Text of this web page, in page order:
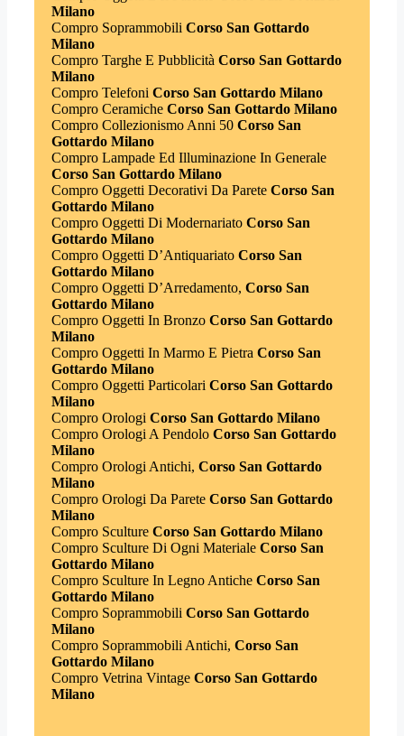
Milano
Compro Soprammobili Corso San Gottardo
Milano
Compro Targhe E Pubblicità Corso San Gottardo
Milano
Compro Telefoni Corso San Gottardo Milano
Compro CeramicheCorso San Gottardo Milano
Compro Collezionismo Anni 50Corso San
Gottardo Milano
Compro Lampade Ed Illuminazione In Generale
Corso San Gottardo Milano
Compro Oggetti Decorativi Da PareteCorso San
Gottardo Milano
Compro Oggetti Di ModernariatoCorso San
Gottardo Milano
Compro Oggetti D’AntiquariatoCorso San
Gottardo Milano
Compro Oggetti D’Arredamento, Corso San
Gottardo Milano
Compro Oggetti In BronzoCorso San Gottardo
Milano
Compro Oggetti In Marmo E Pietra Corso San
Gottardo Milano
Compro Oggetti Particolari Corso San Gottardo
Milano
Compro Orologi Corso San Gottardo Milano
Compro Orologi A PendoloCorso San Gottardo
Milano
Compro Orologi Antichi, Corso San Gottardo
Milano
Compro Orologi Da PareteCorso San Gottardo
Milano
Compro ScultureCorso San Gottardo Milano
Compro Sculture Di Ogni MaterialeCorso San
Gottardo Milano
Compro Sculture In Legno AnticheCorso San
Gottardo Milano
Compro Soprammobili Corso San Gottardo
Milano
Compro Soprammobili Antichi, Corso San
Gottardo Milano
Compro Vetrina VintageCorso San Gottardo
Milano